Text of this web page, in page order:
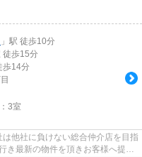
」駅 徒歩10分
徒歩15分
歩14分
3室
他社に負けない総合仲介店を目指
き最新の物件を頂きお客様へ提供